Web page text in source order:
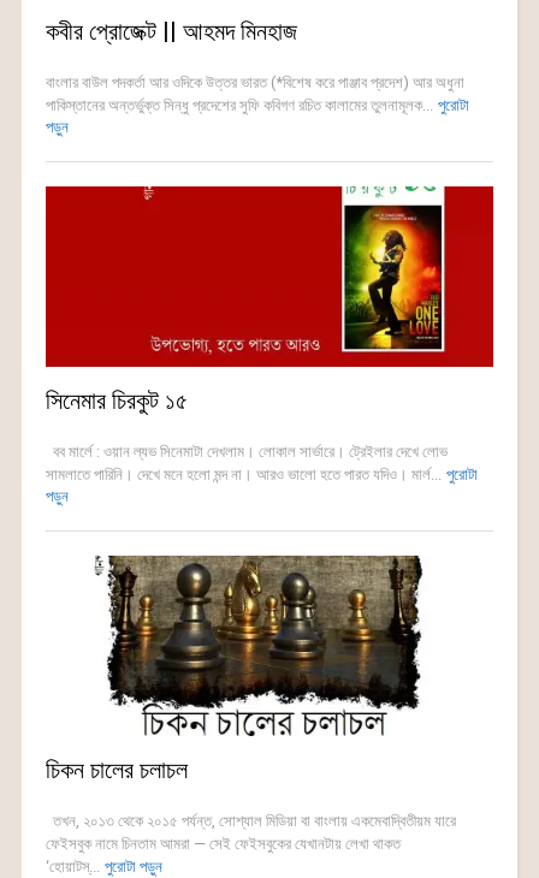
কবীর প্রোজেক্ট || আহমদ মিনহাজ
বাংলার বাউল পদকর্তা আর ওদিকে উত্তর ভারত (*বিশেষ করে পাঞ্জাব প্রদেশ) আর অধুনা
পাকিস্তানের অন্তর্ভুক্ত সিন্ধু প্রদেশের সুফি কবিগণ রচিত কালামের তুলনামূলক... পুরোটা
পড়ুন
সিনেমার চিরকুট ১৫
বব মার্লে : ওয়ান ল্যভ সিনেমাটা দেখলাম। লোকাল সার্ভারে। ট্রেইলার দেখে লোভ
সামলাতে পারিনি। দেখে মনে হলো মন্দ না। আরও ভালো হতে পারত যদিও। মার্ল... পুরোটা
পড়ুন
চিকন চালের চলাচল
তখন, ২০১৩ থেকে ২০১৫ পর্যন্ত, সোশ্যাল মিডিয়া বা বাংলায় একমেবাদ্বিতীয়ম যারে
ফেইসবুক নামে চিনতাম আমরা — সেই ফেইসবুকের যেখানটায় লেখা থাকত
‘হোয়াটস্... পুরোটা পড়ুন